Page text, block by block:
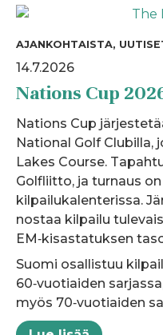
AJANKOHTAISTA,
14.7.2026
Nations Cup
Nations Cup
National Golf
Lakes Course.
Golfliitto, ja turnaus
kilpailukalenterissa.
nostaa kilpailu
EM‑kisastatuksen
Suomi osallistuu
60‑vuotiaiden
myös 70‑vuotiaiden